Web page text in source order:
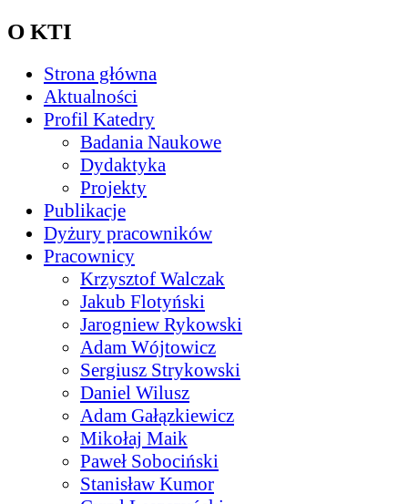
O KTI
Strona główna
Aktualności
Profil Katedry
Badania Naukowe
Dydaktyka
Projekty
Publikacje
Dyżury pracowników
Pracownicy
Krzysztof Walczak
Jakub Flotyński
Jarogniew Rykowski
Adam Wójtowicz
Sergiusz Strykowski
Daniel Wilusz
Adam Gałązkiewicz
Mikołaj Maik
Paweł Sobociński
Stanisław Kumor